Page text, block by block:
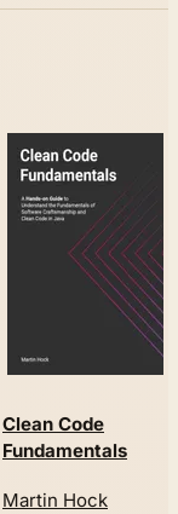
Clean Code
Fundamentals
Martin Hock